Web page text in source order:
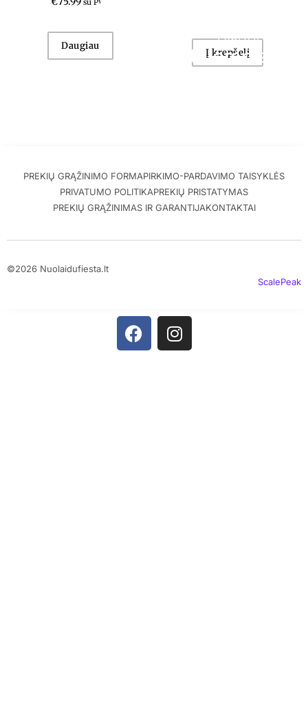
su PVM
Daugiau
Į krepšelį
PREKIŲ GRĄŽINIMO FORMAPIRKIMO-PARDAVIMO TAISYKLĖS
PRIVATUMO POLITIKAPREKIŲ PRISTATYMAS
PREKIŲ GRĄŽINIMAS IR GARANTIJAKONTAKTAI
©2026 Nuolaidufiesta.lt
ScalePeak